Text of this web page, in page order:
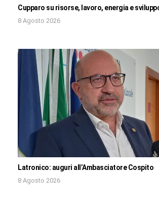
Cupparo su risorse, lavoro, energia e
8 Agosto 2026
Latronico: auguri all’Ambasciatore Cospito
8 Agosto 2026